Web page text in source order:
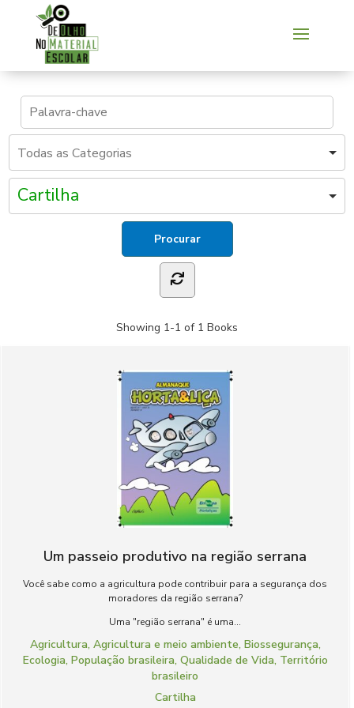
Cartilha
Showing 1-1 of 1 Books
Um passeio produtivo na região serrana
Você sabe como a agricultura pode contribuir para a segurança dos
moradores da região serrana?
Uma "região serrana" é uma...
Agricultura, Agricultura e meio ambiente, Biossegurança,
Ecologia, População brasileira, Qualidade de Vida, Território
brasileiro
Cartilha